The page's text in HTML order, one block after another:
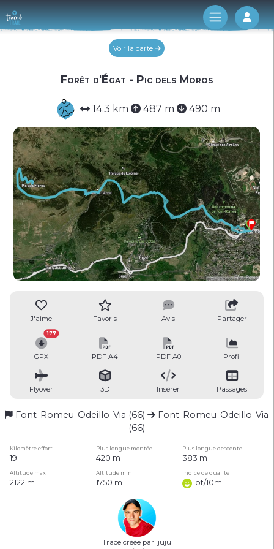
Log
Voir la carte
Forêt d'Égat - Pic dels Moros
14.3 km 487 m 490 m
J'aime Favoris Avis Partager
GPX
177
PDF A4 PDF A0 Profil
Flyover 3D Insérer Passages
Font-Romeu-Odeillo-Via (66)
Font-Romeu-Odeillo-Via
(66)
Kilomètre effort Plus longue montée Plus longue descente
19 420 m 383 m
Altitude max Altitude min Indice de qualité
2122 m 1750 m 1pt/10m
Trace créée par ijuju